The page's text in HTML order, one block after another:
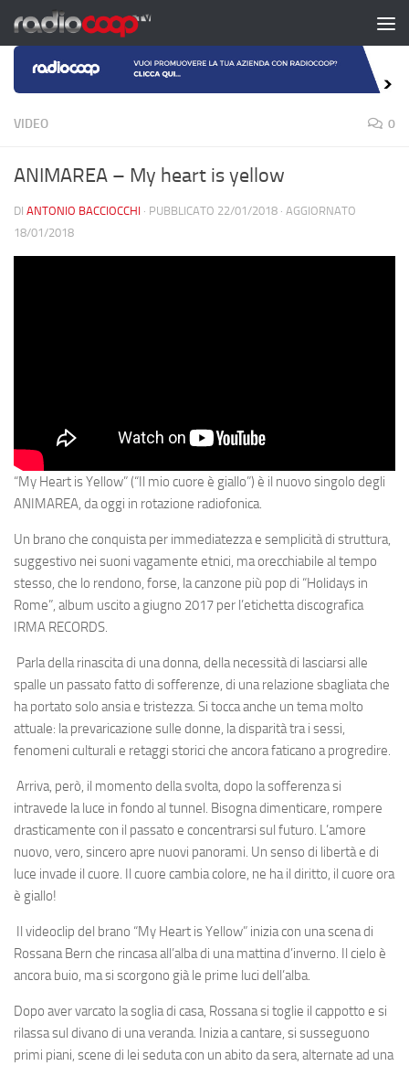
Salta al contenuto
VIDEO 0
ANIMAREA – My heart is yellow
DI ANTONIO BACCIOCCHI · PUBBLICATO 22/01/2018 · AGGIORNATO
18/01/2018
“My Heart is Yellow”(“Il mio cuore è giallo”) è il nuovo singolo degli
ANIMAREA, da oggi in rotazione radiofonica.
Un brano che conquista per immediatezza e semplicità di struttura,
suggestivo nei suoni vagamente etnici, ma orecchiabile al tempo
stesso, che lo rendono, forse, la canzone più pop di “Holidays in
Rome”, album uscito a giugno 2017 per l’etichetta discografica
IRMA RECORDS.
Parla dellarinascita di una donna, della necessità di lasciarsi alle
spalle un passato fatto di sofferenze, di una relazione sbagliata che
ha portato solo ansia e tristezza. Si tocca anche un tema molto
attuale: la prevaricazione sulle donne, la disparità tra i sessi,
fenomeni culturali e retaggi storici che ancora faticano a progredire.
Arriva, però, il momento della svolta, dopo la sofferenza si
intravede la luce in fondo al tunnel. Bisogna dimenticare, rompere
drasticamente con il passato e concentrarsi sul futuro. L’amore
nuovo, vero, sincero apre nuovi panorami. Un senso di libertà e di
luce invade il cuore. Il cuore cambia colore, ne ha il diritto, il cuore ora
è giallo!
Il videoclip del brano “My Heart is Yellow” inizia con una scena di
Rossana Bern che rincasa all’alba di una mattina d’inverno. Il cielo è
ancora buio, ma si scorgono già le prime luci dell’alba.
Dopo aver varcato la soglia di casa, Rossana si toglie il cappotto e si
rilassa sul divano di una veranda. Inizia a cantare, si susseguono
primi piani, scene di lei seduta con un abito da sera, alternate ad una